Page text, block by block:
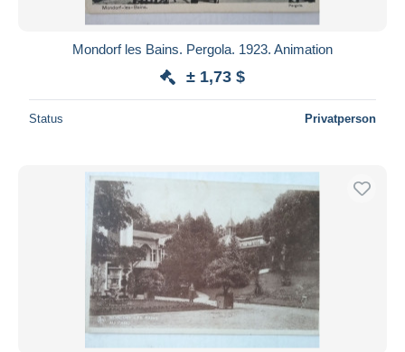
Mondorf les Bains. Pergola. 1923. Animation
± 1,73 $
Status Privatperson